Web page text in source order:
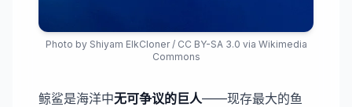
Photo by Shiyam ElkCloner/ CC BY-SA 3.0 via Wikimedia
Commons
鲸鲨是海洋中​无可争议的巨人——现存最大的鱼